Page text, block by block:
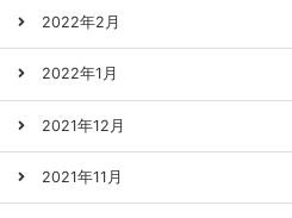
2022年2月
2022年1月
2021年12月
2021年11月